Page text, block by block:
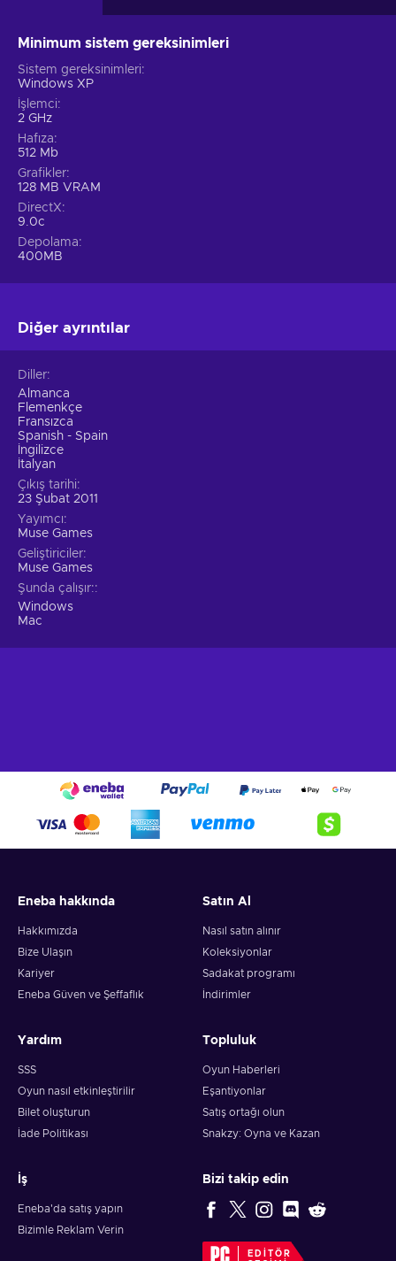
Minimum sistem gereksinimleri
Sistem gereksinimleri
Windows XP
İşlemci
2 GHz
Hafıza
512 Mb
Grafikler
128 MB VRAM
DirectX
9.0c
Depolama
400MB
Diğer ayrıntılar
Diller
Almanca
Flemenkçe
Fransızca
Spanish - Spain
İngilizce
İtalyan
Çıkış tarihi
23 Şubat 2011
Yayımcı
Muse Games
Geliştiriciler
Muse Games
Şunda çalışır:
Windows
Mac
Eneba hakkında
Hakkımızda
Bize Ulaşın
Kariyer
Eneba Güven ve Şeffaflık
Satın Al
Nasıl satın alınır
Koleksiyonlar
Sadakat programı
İndirimler
Yardım
SSS
Oyun nasıl etkinleştirilir
Bilet oluşturun
İade Politikası
Topluluk
Oyun Haberleri
Eşantiyonlar
Satış ortağı olun
Snakzy: Oyna ve Kazan
İş
Eneba'da satış yapın
Bizimle Reklam Verin
Bizi takip edin
EDITÖR